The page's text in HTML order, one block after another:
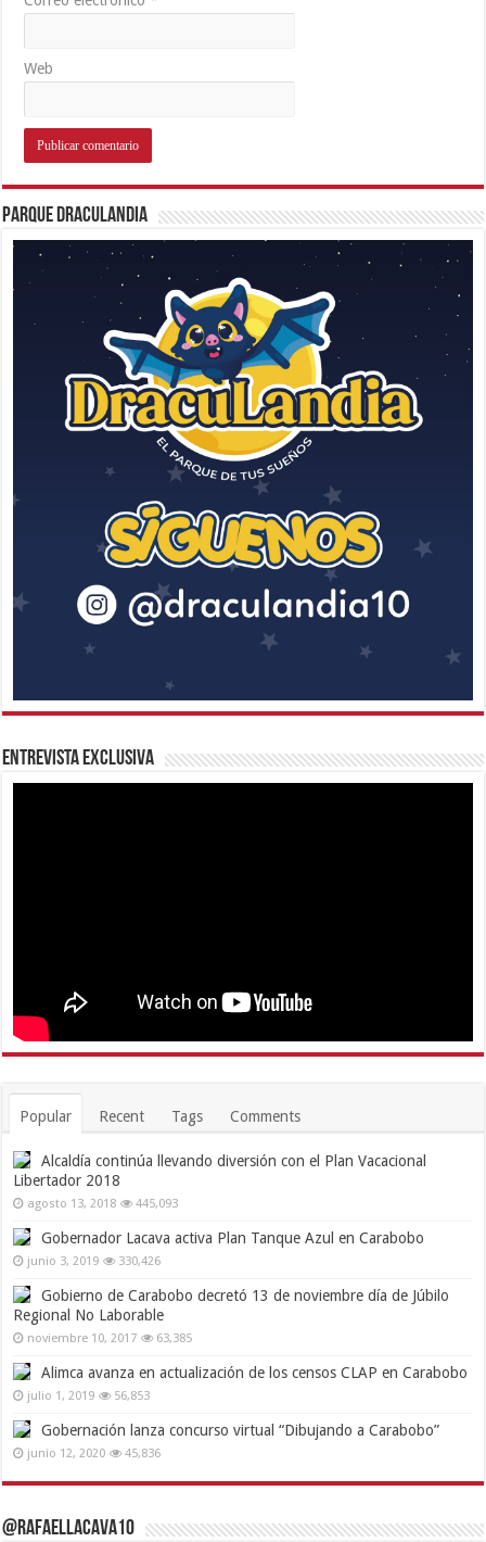
Web
Parque Draculandia
Entrevista Exclusiva
Popular Recent Tags Comments
Alcaldía continúa llevando diversión con el Plan Vacacional
Libertador 2018
agosto 13, 2018 445,093
Gobernador Lacava activa Plan Tanque Azul en Carabobo
junio 3, 2019 330,426
Gobierno de Carabobo decretó 13 de noviembre día de Júbilo
Regional No Laborable
noviembre 10, 2017 63,385
Alimca avanza en actualización de los censos CLAP en Carabobo
julio 1, 2019 56,853
Gobernación lanza concurso virtual “Dibujando a Carabobo”
junio 12, 2020 45,836
@RafaelLacava10